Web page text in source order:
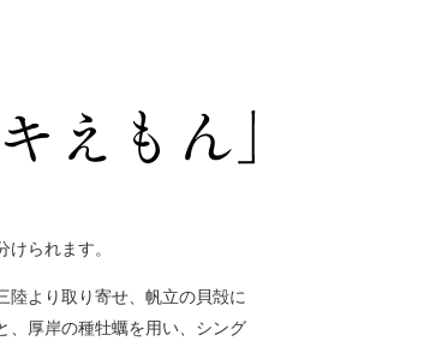
られます。
陸より取り寄せ、帆立の貝殻に
、厚岸の種牡蠣を用い、シング